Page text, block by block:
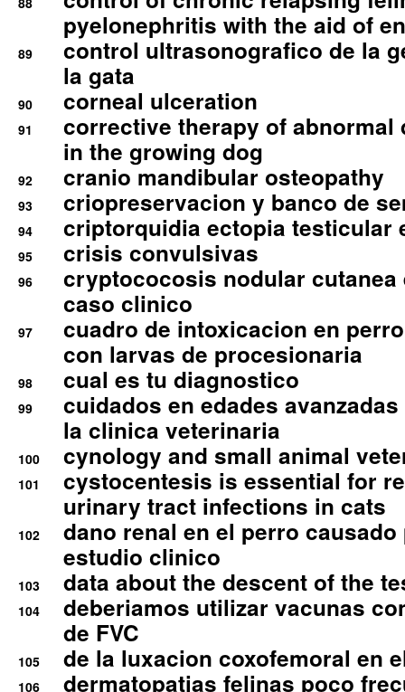
pyelonephritis with the aid of
89
control ultrasonografico de la
la gata
90 corneal ulceration
91
corrective therapy of abnormal
in the growing dog
92 cranio mandibular osteopathy
93 criopreservacion y banco de
94 criptorquidia ectopia testicular
95 crisis convulsivas
96
cryptococosis nodular cutanea
caso clinico
97
cuadro de intoxicacion en
con larvas de procesionaria
98 cual es tu diagnostico
99
cuidados en edades
la clinica veterinaria
100 cynology and small animal
101
cystocentesis is essential for
urinary tract infections in cats
102
dano renal en el perro
estudio clinico
103 data about the descent of the
104
deberiamos utilizar vacunas
de FVC
105 de la luxacion coxofemoral en
106 dermatopatias felinas poco